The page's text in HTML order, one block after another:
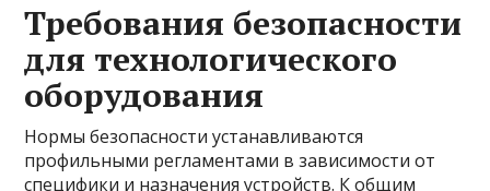
Требования безопасности
для технологического
оборудования
Нормы безопасности устанавливаются
профильными регламентами в зависимости от
специфики и назначения устройств. К общим